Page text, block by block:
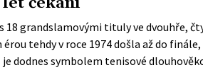
18 grandslamovými tituly ve dvouhře,
tehdy v roce 1974 došla až do
dodnes symbolem tenisové